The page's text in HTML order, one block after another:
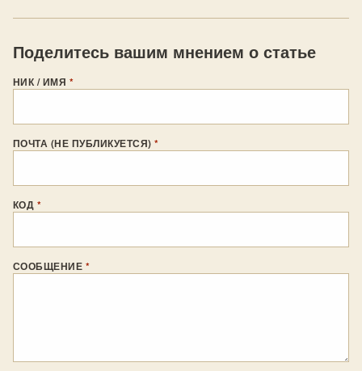
Поделитесь вашим мнением о статье
НИК / ИМЯ *
ПОЧТА (НЕ ПУБЛИКУЕТСЯ)*
КОД *
СООБЩЕНИЕ *